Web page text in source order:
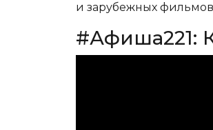
и зарубежных
#Афиша221: